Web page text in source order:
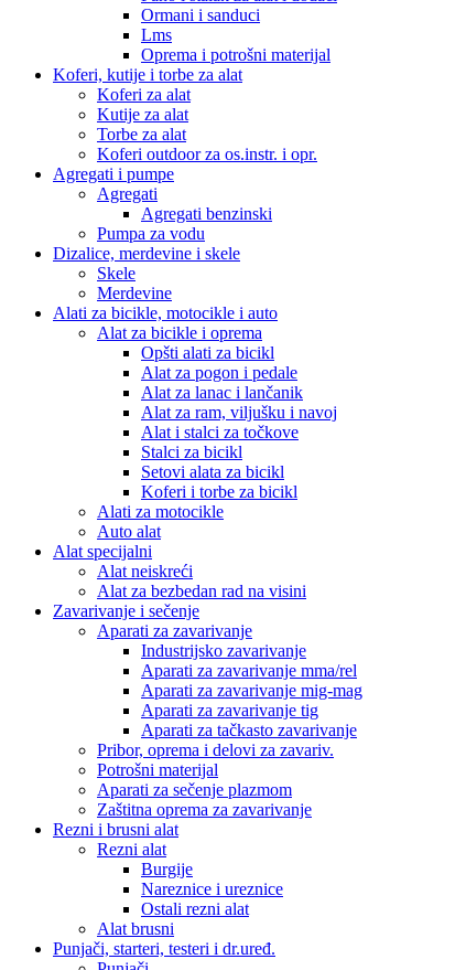
Ormani i sanduci
Lms
Oprema i potrošni materijal
Koferi, kutije i torbe za alat
Koferi za alat
Kutije za alat
Torbe za alat
Koferi outdoor za os.instr. i opr.
Agregati i pumpe
Agregati
Agregati benzinski
Pumpa za vodu
Dizalice, merdevine i skele
Skele
Merdevine
Alati za bicikle, motocikle i auto
Alat za bicikle i oprema
Opšti alati za bicikl
Alat za pogon i pedale
Alat za lanac i lančanik
Alat za ram, viljušku i navoj
Alat i stalci za točkove
Stalci za bicikl
Setovi alata za bicikl
Koferi i torbe za bicikl
Alati za motocikle
Auto alat
Alat specijalni
Alat neiskreći
Alat za bezbedan rad na visini
Zavarivanje i sečenje
Aparati za zavarivanje
Industrijsko zavarivanje
Aparati za zavarivanje mma/rel
Aparati za zavarivanje mig-mag
Aparati za zavarivanje tig
Aparati za tačkasto zavarivanje
Pribor, oprema i delovi za zavariv.
Potrošni materijal
Aparati za sečenje plazmom
Zaštitna oprema za zavarivanje
Rezni i brusni alat
Rezni alat
Burgije
Nareznice i ureznice
Ostali rezni alat
Alat brusni
Punjači, starteri, testeri i dr.uređ.